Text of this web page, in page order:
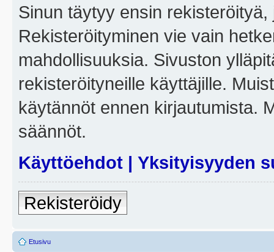
Sinun täytyy ensin
Rekisteröityminen vie vain
mahdollisuuksia. Sivuston
rekisteröityneille käyttäjille.
käytännöt ennen kirjautumista.
säännöt.
Käyttöehdot | Yksityisyyden
Rekisteröidy
Etusivu